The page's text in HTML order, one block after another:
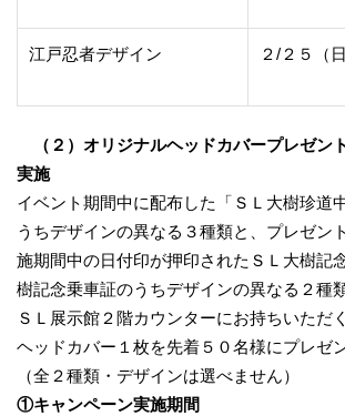
江戸忍者デザイン ２/２５（日
（２）オリジナルヘッドカバープレゼン
実施
イベント期間中に配布した「ＳＬ大樹珍道
うちデザインの異なる３種類と、プレゼン
施期間中の日付印が押印されたＳＬ大樹記
樹記念乗車証のうちデザインの異なる２種
ＳＬ展示館２階カウンターにお持ちいただ
ヘッドカバー１枚を先着５０名様にプレゼ
（全２種類・デザインは選べません）
①キャンペーン実施期間